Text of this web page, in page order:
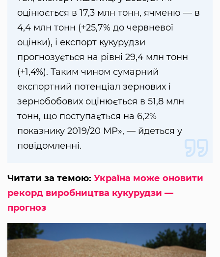
оцінюється в 17,3 млн тонн, ячменю — в
4,4 млн тонн (+25,7% до червневої
оцінки), і експорт кукурудзи
прогнозується на рівні 29,4 млн тонн
(+1,4%). Таким чином сумарний
експортний потенціал зернових і
зернобобових оцінюється в 51,8 млн
тонн, що поступається на 6,2%
показнику 2019/20 МР», — йдеться у
повідомленні.
Читати за темою: Україна може оновити
рекорд виробництва кукурудзи —
прогноз